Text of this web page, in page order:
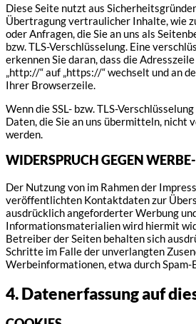
Diese Seite nutzt aus
Übertragung vertraulicher Inhalte, wie
oder Anfragen, die Sie an uns als
bzw. TLS-Verschlüsselung. Eine
erkennen Sie daran, dass die
„http://“ auf „https://“ wechselt und an
Ihrer Browserzeile.
Wenn die SSL- bzw. TLS-
Daten, die Sie an uns übermitteln, nicht
werden.
WIDERSPRUCH GEGEN
Der Nutzung von im Rahmen der
veröffentlichten Kontaktdaten zur
ausdrücklich angeforderter Werbung
Informationsmaterialien wird hiermit
Betreiber der Seiten behalten sich
Schritte im Falle der unverlangten
Werbeinformationen, etwa durch Spam-
4. Datenerfassung auf